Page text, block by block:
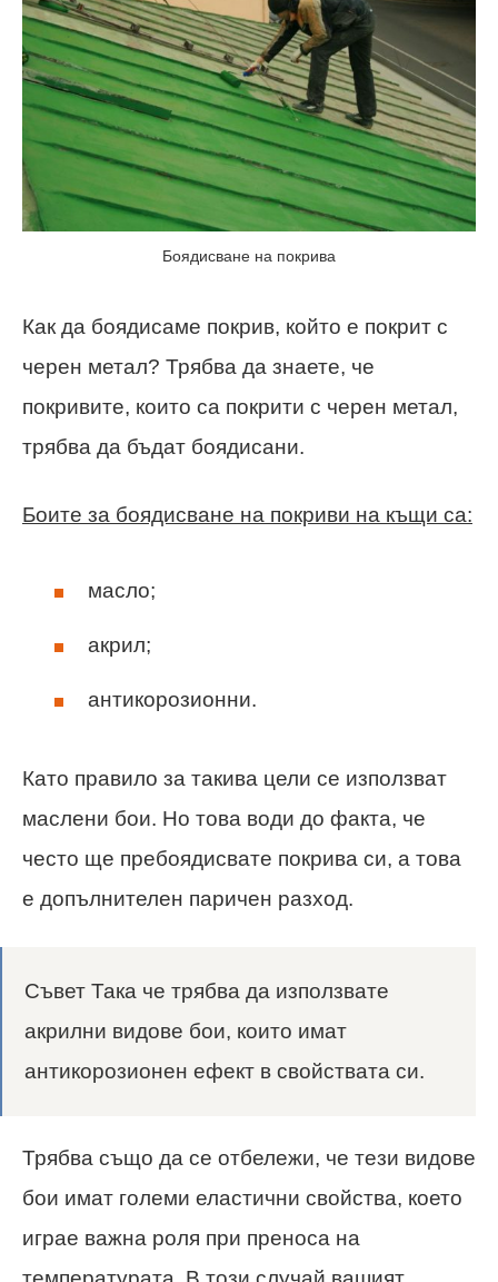
Боядисване на покрива
Как да боядисаме покрив, който е покрит с
черен метал? Трябва да знаете, че
покривите, които са покрити с черен метал,
трябва да бъдат боядисани.
Боите за боядисване на покриви на къщи са:
масло;
акрил;
антикорозионни.
Като правило за такива цели се използват
маслени бои. Но това води до факта, че
често ще пребоядисвате покрива си, а това
е допълнителен паричен разход.
Съвет Така че трябва да използвате
акрилни видове бои, които имат
антикорозионен ефект в свойствата си.
Трябва също да се отбележи, че тези видове
бои имат големи еластични свойства, което
играе важна роля при преноса на